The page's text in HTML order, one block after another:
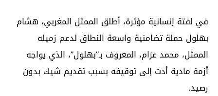
في لفتة إنسانية مؤثرة، أطلق الممثل المغربي، هشام
بهلول حملة تضامنية واسعة النطاق لدعم زميله
الممثل، محمد عزام، المعروف بـ”بهلول”، الذي يواجه
أزمة مادية أدت إلى توقيفه بسبب تقديم شيك بدون
رصيد.